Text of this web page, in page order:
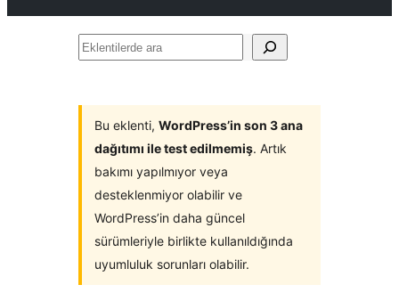
Eklentilerde
Bu eklenti, WordPress’in son 3 ana
dağıtımı ile test edilmemiş. Artık
bakımı yapılmıyor veya
desteklenmiyor olabilir ve
WordPress’in daha güncel
sürümleriyle birlikte kullanıldığında
uyumluluk sorunları olabilir.